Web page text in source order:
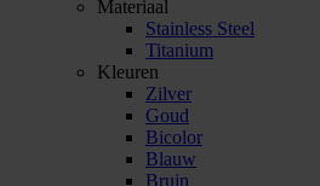
Materiaal
Stainless Steel
Titanium
Kleuren
Zilver
Goud
Bicolor
Blauw
Bruin